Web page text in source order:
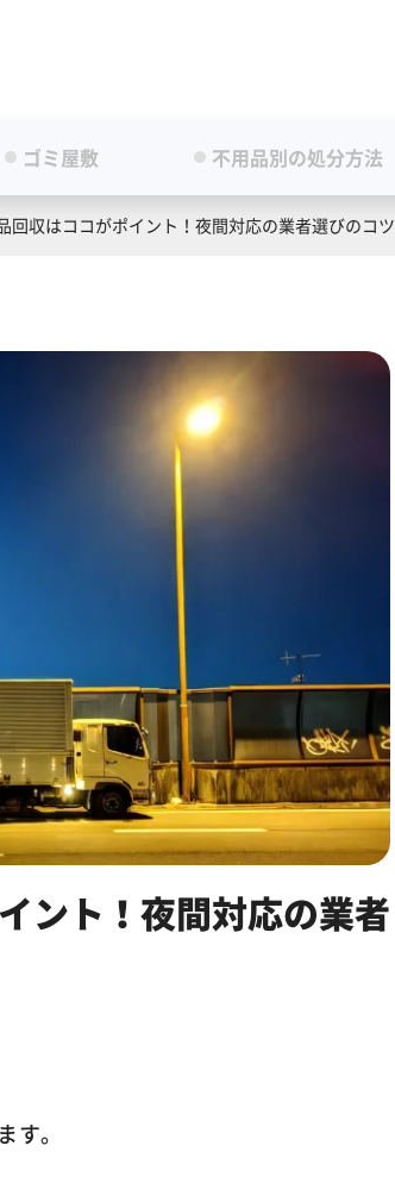
ゴミ屋敷 不用品別の処分方法
回収はココがポイント！夜間対応の業者選びのコツ
ント！夜間対応の業者
。